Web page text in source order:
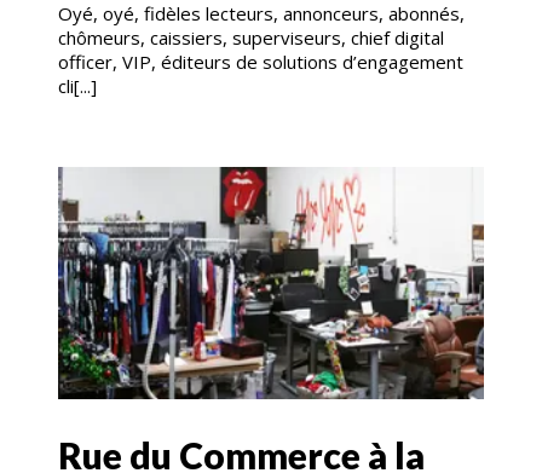
Oyé, oyé, fidèles lecteurs, annonceurs, abonnés,
chômeurs, caissiers, superviseurs, chief digital
officer, VIP, éditeurs de solutions d’engagement
cli[...]
Rue du Commerce à la